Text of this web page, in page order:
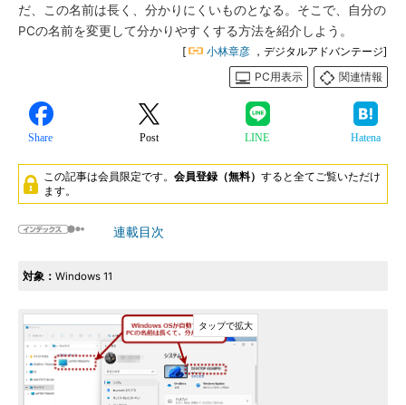
だ、この名前は長く、分かりにくいものとなる。そこで、自分の
PCの名前を変更して分かりやすくする方法を紹介しよう。
[ 小林章彦 ，デジタルアドバンテージ]
PC用表示
関連情報
Share Post LINE Hatena
この記事は会員限定です。 会員登録（無料） すると全てご覧いただけ
ます。
連載目次
対象： Windows 11